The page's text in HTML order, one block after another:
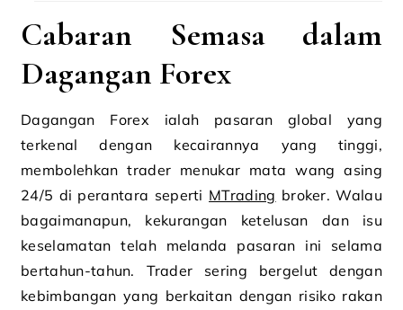
Cabaran Semasa dalam
Dagangan Forex
Dagangan Forex ialah pasaran global yang
terkenal dengan kecairannya yang tinggi,
membolehkan trader menukar mata wang asing
24/5 di perantara seperti MTrading broker. Walau
bagaimanapun, kekurangan ketelusan dan isu
keselamatan telah melanda pasaran ini selama
bertahun-tahun. Trader sering bergelut dengan
kebimbangan yang berkaitan dengan risiko rakan